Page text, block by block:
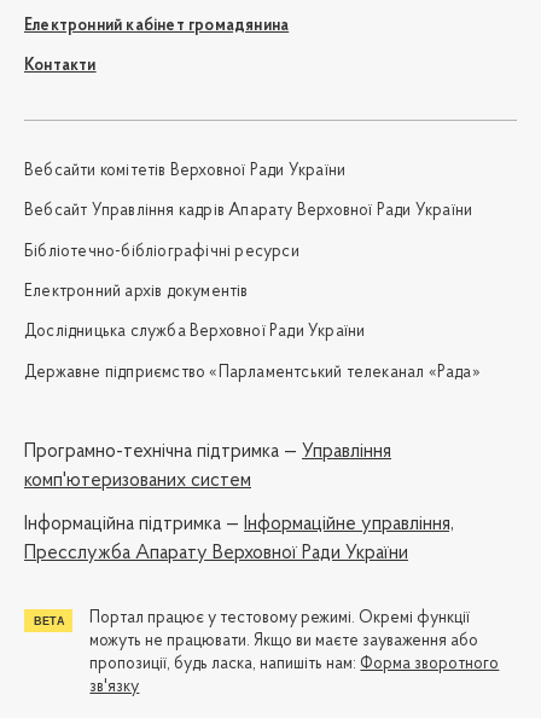
Електронний кабінет громадянина
Контакти
Вебсайти комітетів Верховної Ради України
Вебсайт Управління кадрів Апарату Верховної Ради України
Бібліотечно-бібліографічні ресурси
Електронний архів документів
Дослідницька служба Верховної Ради України
Державне підприємство «Парламентський телеканал «Рада»
Програмно-технічна підтримка — Управління
комп'ютеризованих систем
Iнформаційна підтримка — Інформаційне управління,
Пресслужба Апарату Верховної Ради України
Портал працює у тестовому режимі. Окремі функції
можуть не працювати. Якщо ви маєте зауваження або
пропозиції, будь ласка, напишіть нам: Форма зворотного
зв'язку